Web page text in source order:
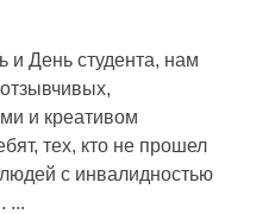
и День студента, нам
и креативом
тех, кто не прошел
с инвалидностью
...